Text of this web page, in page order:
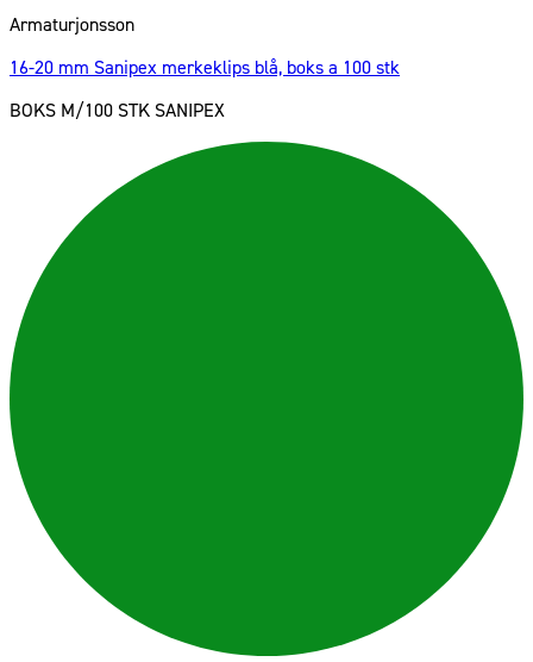
Armaturjonsson
16-20 mm Sanipex merkeklips blå, boks a 100 stk
BOKS M/100 STK SANIPEX